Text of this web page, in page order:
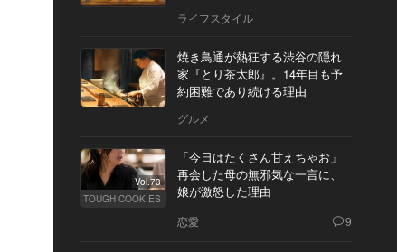
ライフスタイル
焼き鳥通が熱狂する渋谷の隠れ
家『とり茶太郎』。14年目も予
約困難であり続ける理由
グルメ
Vol.73
TOUGH COOKIES
「今日はたくさん甘えちゃお」
再会した母の無邪気な一言に、
娘が激怒した理由
恋愛 9